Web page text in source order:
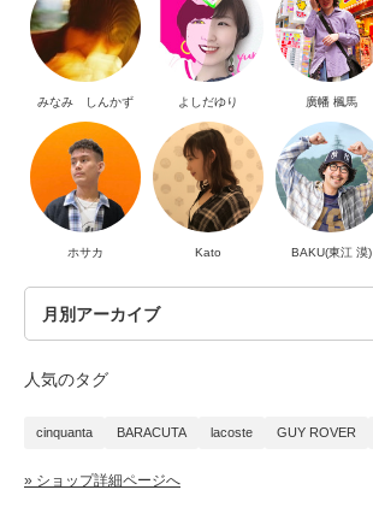
みなみ しんかず よしだゆり 廣幡 楓馬
ホサカ Kato BAKU(東江 漠)
人気のタグ
cinquanta BARACUTA lacoste GUY ROVER
» ショップ詳細ページへ